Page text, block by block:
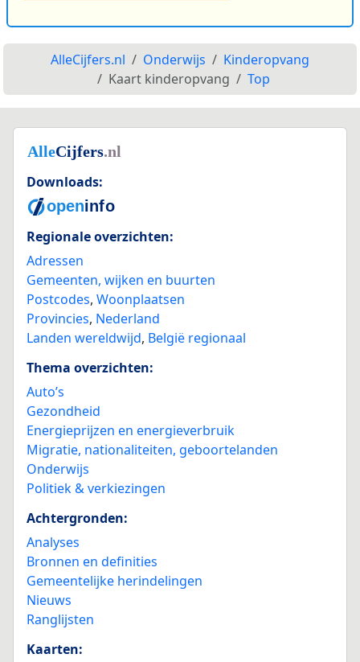
AlleCijfers.nl Onderwijs
Kinderopvang
Kaart kinderopvang
Top
Downloads:
Regionale overzichten:
Adressen
Gemeenten, wijken en buurten
Postcodes, Woonplaatsen
Provincies, Nederland
Landen wereldwijd, België regionaal
Thema overzichten:
Auto’s
Gezondheid
Energieprijzen en energieverbruik
Migratie, nationaliteiten, geboortelanden
Onderwijs
Politiek & verkiezingen
Achtergronden:
Analyses
Bronnen en definities
Gemeentelijke herindelingen
Nieuws
Ranglijsten
Kaarten: